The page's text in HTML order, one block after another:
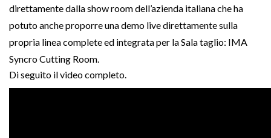
direttamente dalla show room dell’azienda italiana che ha
potuto anche proporre una demo live direttamente sulla
propria linea complete ed integrata per la Sala taglio: IMA
Syncro Cutting Room.
Di seguito ilvideocompleto.